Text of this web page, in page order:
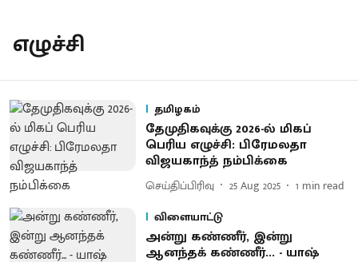
எழுச்சி
தமிழகம்
தேமுதிகவுக்கு 2026-ல் மிகப்
பெரிய எழுச்சி: பிரேமலதா
விஜயகாந்த் நம்பிக்கை
செய்திப்பிரிவு 25 Aug 2025 1 min read
விளையாட்டு
அன்று கண்ணீர், இன்று
ஆனந்தக் கண்ணீர்... - யாஷ்